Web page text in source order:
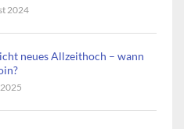
2024
neues Allzeithoch – wann